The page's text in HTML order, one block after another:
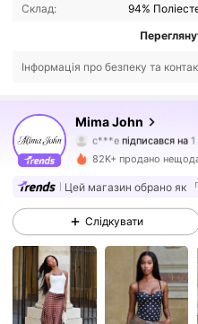
Склад:
94%
Інформація про безпеку та
Mima John
4.71
25K Підписники
c***e
підписався на
переглядає
4.71 25K Підписники
4.71 25K Підписники
4.71 25K Підписники
4.71 25K Підписники
82K+ продано
Цей магазин обрано як
Слідкувати